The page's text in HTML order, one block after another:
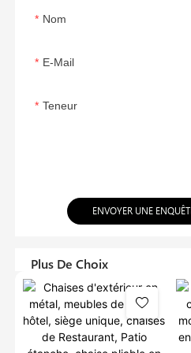
Nom
E-Mail
Teneur
ENVOYER UNE
Plus De Choix